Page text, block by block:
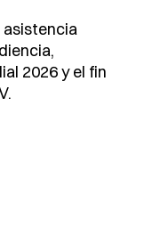
asistencia
2026 y el fin